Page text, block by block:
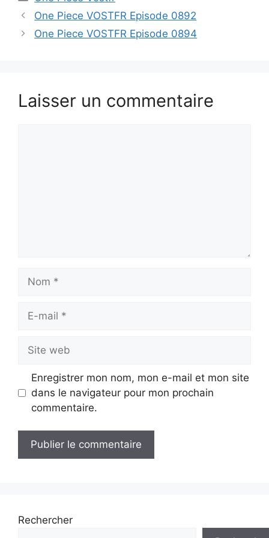
One Piece VOSTFR Episode 0892
One Piece VOSTFR Episode 0894
Laisser un commentaire
mail
web
Enregistrer mon nom, mon e-mail et mon site
dans le navigateur pour mon prochain
commentaire.
Rechercher